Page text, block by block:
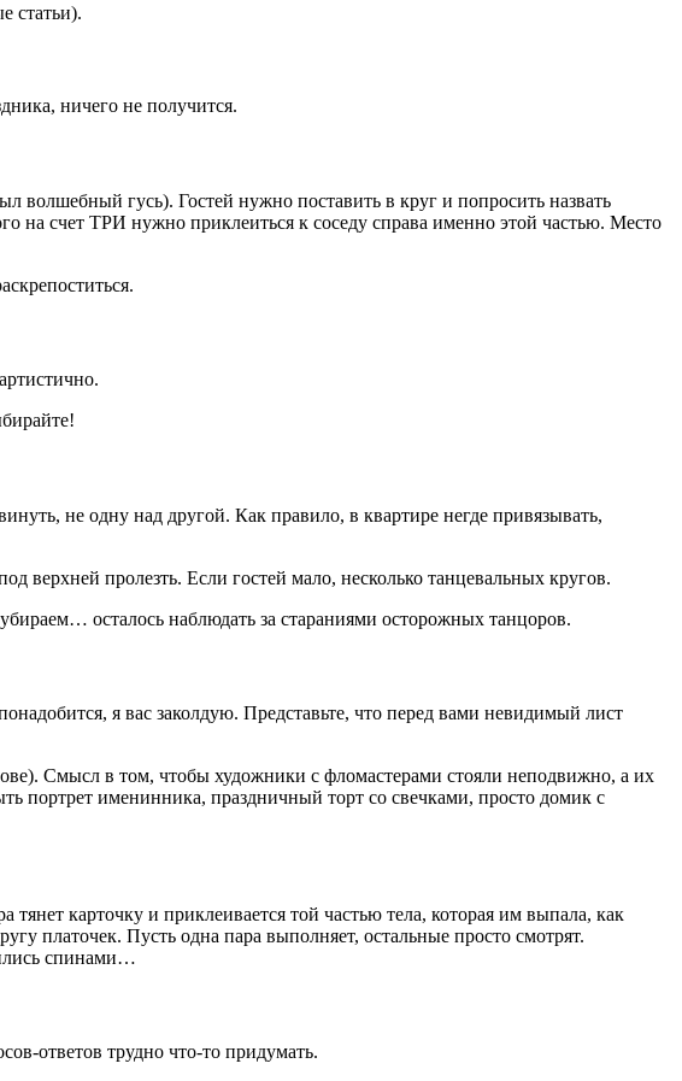
статьи).
ничего не получится.
волшебный гусь). Гостей нужно поставить в круг и попросить назвать
на счет ТРИ нужно приклеиться к соседу справа именно этой частью. Место
не одну над другой. Как правило, в квартире негде привязывать,
пролезть. Если гостей мало, несколько танцевальных кругов.
осталось наблюдать за стараниями осторожных танцоров.
я вас заколдую. Представьте, что перед вами невидимый лист
Смысл в том, чтобы художники с фломастерами стояли неподвижно, а их
портрет именинника, праздничный торт со свечками, просто домик с
карточку и приклеивается той частью тела, которая им выпала, как
платочек. Пусть одна пара выполняет, остальные просто смотрят.
спинами…
ответов трудно что-то придумать.